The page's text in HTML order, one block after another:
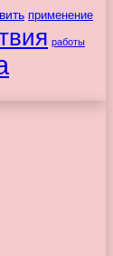
применение
работы